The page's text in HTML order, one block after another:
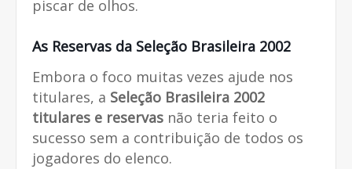
piscar de olhos.
As Reservas da Seleção Brasileira 2002
Embora o foco muitas vezes ajude nos
titulares, a Seleção Brasileira 2002
titulares e reservas não teria feito o
sucesso sem a contribuição de todos os
jogadores do elenco.